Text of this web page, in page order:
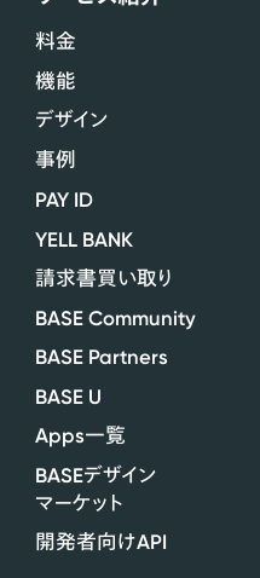
料金
機能
デザイン
事例
PAY ID
YELL BANK
請求書買い取り
BASE Community
BASE Partners
BASE U
Apps一覧
BASEデザイン
マーケット
開発者向けAPI